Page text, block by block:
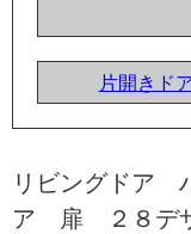
片開きド
リビングドア
ア 扉 ２８デ